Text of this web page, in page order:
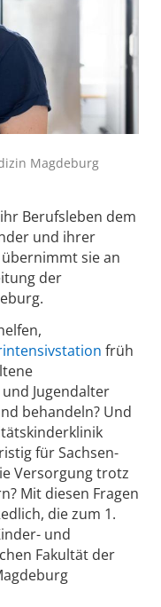
Magdeburg
Berufsleben dem
und ihrer
sie an
der
früh
Jugendalter
behandeln? Und
für Sachsen-
Versorgung trotz
Mit diesen Fragen
die zum 1.
und
Fakultät der